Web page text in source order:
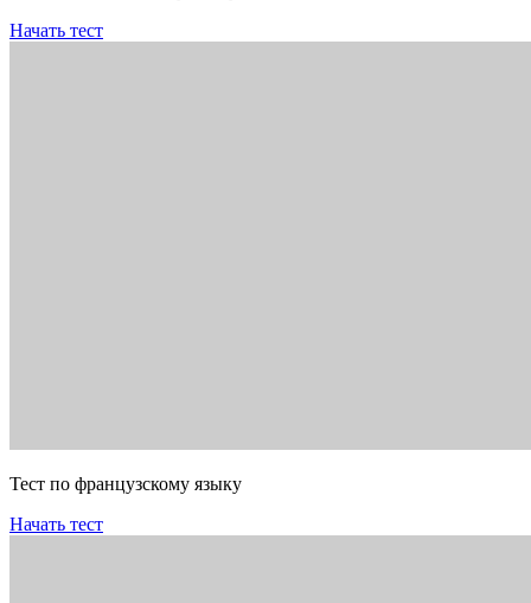
Начать тест
Тест по французскому языку
Начать тест